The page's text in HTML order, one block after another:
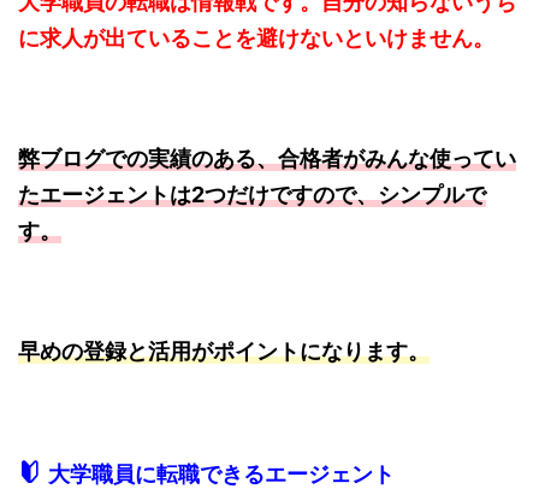
に求人が出ていることを避けないといけません。
弊ブログでの実績のある、合格者がみんな使ってい
たエージェントは2つだけですので、シンプルで
す。
早めの登録と活用がポイントになります。
大学職員に転職できるエージェント